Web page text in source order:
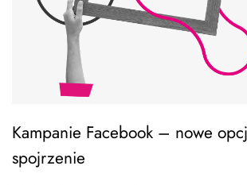
Kampanie Facebook – nowe
spojrzenie